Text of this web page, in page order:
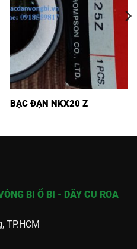
BẠC ĐẠN NKX20 Z
BI Ổ BI - DÂY CU ROA
TP.HCM